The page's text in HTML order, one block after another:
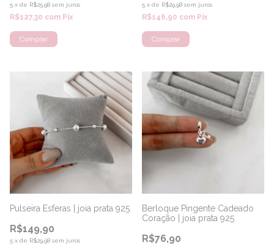
5 x de R$25,98 sem juros
R$127,30 com Pix
5 x de R$29,98 sem juros
R$146,90 com Pix
Pulseira Esferas | joia prata 925
R$149,90
5 x de R$29,98 sem juros
Berloque Pingente Cadeado
Coração | joia prata 925
R$76,90